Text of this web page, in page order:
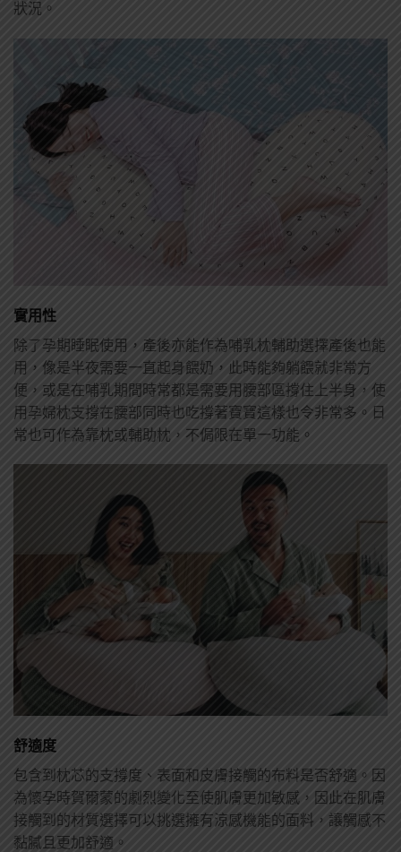
狀況。
實用性
除了孕期睡眠使用，產後亦能作為哺乳枕輔助選擇產後也能
用，像是半夜需要一直起身餵奶，此時能夠躺餵就非常方
便，或是在哺乳期間時常都是需要用腰部區撐住上半身，使
用孕婦枕支撐在腰部同時也吃撐著寶寶這樣也令非常多。日
常也可作為靠枕或輔助枕，不侷限在單一功能。
舒適度
包含到枕芯的支撐度、表面和皮膚接觸的布料是否舒適。因
為懷孕時賀爾蒙的劇烈變化至使肌膚更加敏感，因此在肌膚
接觸到的材質選擇可以挑選擁有涼感機能的面料，讓觸感不
黏膩且更加舒適。